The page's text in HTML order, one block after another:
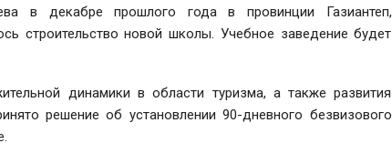
в декабре прошлого года в провинции Газиантеп,
строительство новой школы. Учебное заведение будет
динамики в области туризма, а также развития
решение об установлении 90-дневного безвизового